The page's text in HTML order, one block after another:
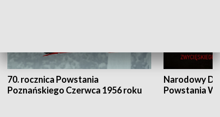
70. rocznica Powstania
Poznańskiego Czerwca 1956 roku
Narodowy
Powstania